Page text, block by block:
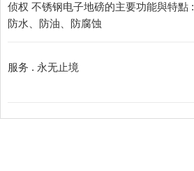
侦权 不锈钢电子地磅的主要功能與特點 :
防水、防油、防腐蚀
服务 . 永无止境